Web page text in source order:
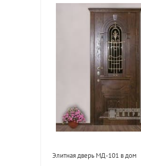
Элитная дверь МД-101 в дом